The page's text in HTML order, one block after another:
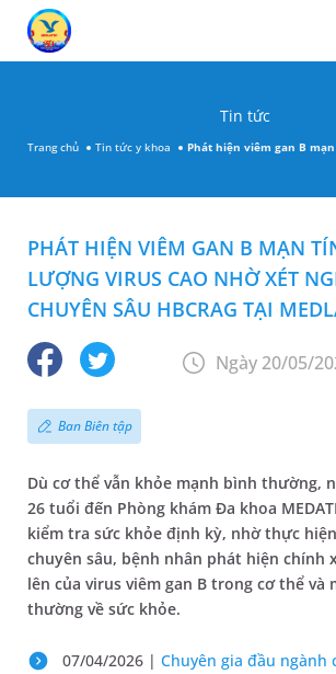
Tin tức
Trang chủ Tin tức y khoa Phát hiện viêm gan B mạn tính tải lượng virus cao nhờ
PHÁT HIỆN VIÊM GAN B MẠN
LƯỢNG VIRUS CAO NHỜ XÉT
CHUYÊN SÂU HBCRAG TẠI
Ngày 20/05/
Ban Biên tập
Dù cơ thể vẫn khỏe mạnh bình thường,
26 tuổi đến Phòng khám Đa khoa
kiểm tra sức khỏe định kỳ, nhờ thực
chuyên sâu, bệnh nhân phát hiện chính
lên của virus viêm gan B trong cơ thể và
thường về sức khỏe.
07/04/2026 | Chuyên gia đầu ngành